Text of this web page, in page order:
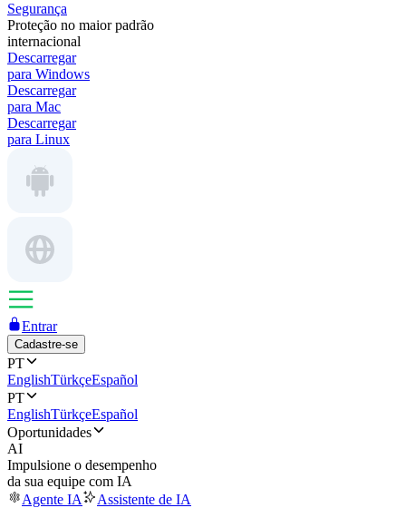
Segurança
Proteção no maior padrão
internacional
Descarregar
para Windows
Descarregar
para Mac
Descarregar
para Linux
Entrar
Cadastre-se
PT
EnglishTürkçeEspañol
PT
EnglishTürkçeEspañol
Oportunidades
AI
Impulsione o desempenho
da sua equipe com IA
Agente IA
Assistente de IA